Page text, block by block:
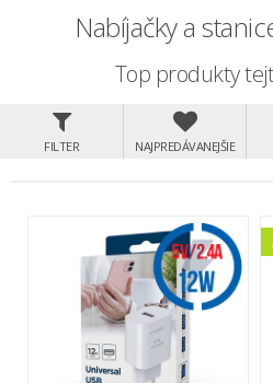
Nabíjačky a
Top produkty
FILTER NAJPREDÁVANEJŠIE